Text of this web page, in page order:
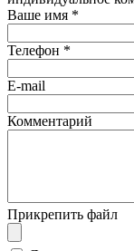
Ваше имя *
Телефон *
E-mail
Комментарий
Прикрепить файл